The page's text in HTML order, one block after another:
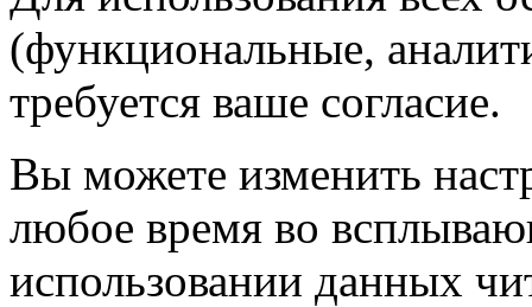
(функциональные,
требуется ваше согласие.
Вы можете изменить
любое время во
использовании данных